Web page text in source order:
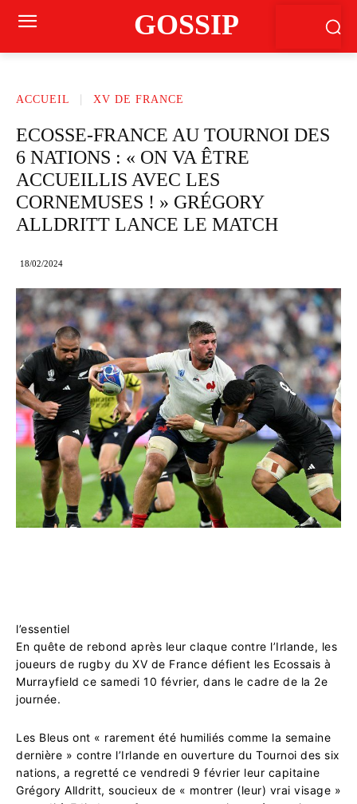
GOSSIP
ACCUEIL XV DE FRANCE
ECOSSE-FRANCE AU TOURNOI DES
6 NATIONS : « ON VA ÊTRE
ACCUEILLIS AVEC LES
CORNEMUSES ! » GRÉGORY
ALLDRITT LANCE LE MATCH
18/02/2024
l’essentiel
En quête de rebond après leur claque contre l’Irlande, les
joueurs de rugby du XV de France défient les Ecossais à
Murrayfield ce samedi 10 février, dans le cadre de la 2e
journée.
Les Bleus ont « rarement été humiliés comme la semaine
dernière » contre l’Irlande en ouverture du Tournoi des six
nations, a regretté ce vendredi 9 février leur capitaine
Grégory Alldritt, soucieux de « montrer (leur) vrai visage »